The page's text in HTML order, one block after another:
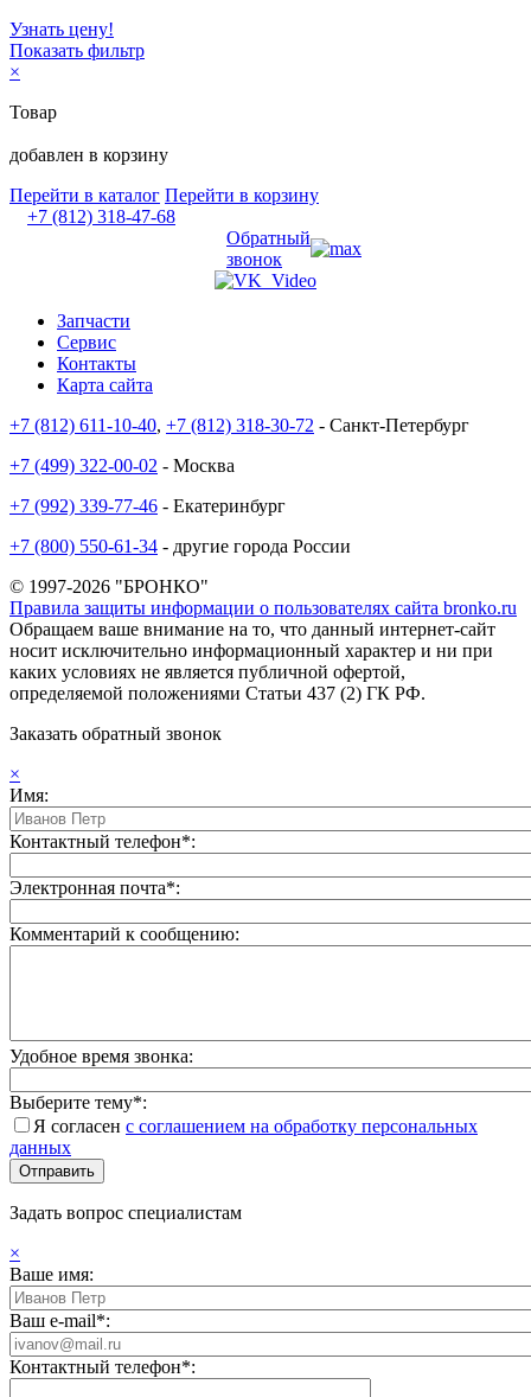
Узнать цену!
Показать фильтр
×
Товар
добавлен в корзину
Перейти в каталог Перейти в корзину
+7 (812) 318-47-68
Обратный
звонок
Запчасти
Сервис
Контакты
Карта сайта
+7 (812) 611-10-40, +7 (812) 318-30-72 - Санкт-Петербург
+7 (499) 322-00-02 - Москва
+7 (992) 339-77-46 - Екатеринбург
+7 (800) 550-61-34 - другие города России
© 1997-2026 "БРОНКО"
Правила защиты информации о пользователях сайта bronko.ru
Обращаем ваше внимание на то, что данный интернет-сайт
носит исключительно информационный характер и ни при
каких условиях не является публичной офертой,
определяемой положениями Статьи 437 (2) ГК РФ.
Заказать обратный звонок
×
Имя:
Контактный телефон*:
Электронная почта*:
Комментарий к сообщению:
Удобное время звонка:
Выберите тему*:
Я согласен с соглашением на обработку персональных
данных
Задать вопрос специалистам
×
Ваше имя:
Ваш e-mail*:
Контактный телефон*: